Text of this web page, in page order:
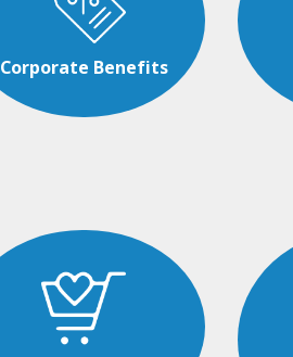
Corporate Benefits